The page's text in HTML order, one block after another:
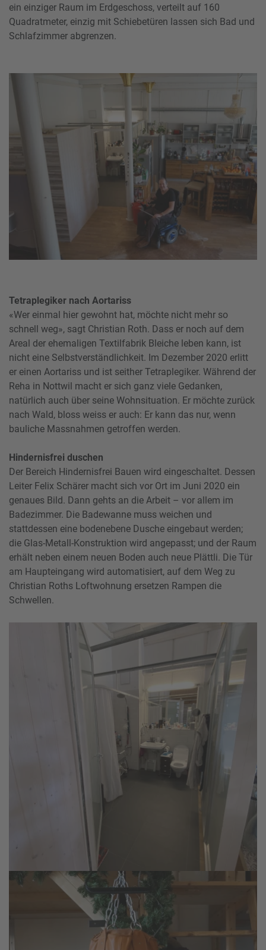
ein einziger Raum im Erdgeschoss, verteilt auf 160
Quadratmeter, einzig mit Schiebetüren lassen sich Bad und
Schlafzimmer abgrenzen.
Tetraplegiker nach Aortariss
«Wer einmal hier gewohnt hat, möchte nicht mehr so
schnell weg», sagt Christian Roth. Dass er noch auf dem
Areal der ehemaligen Textilfabrik Bleiche leben kann, ist
nicht eine Selbstverständlichkeit. Im Dezember 2020 erlitt
er einen Aortariss und ist seither Tetraplegiker. Während der
Reha in Nottwil macht er sich ganz viele Gedanken,
natürlich auch über seine Wohnsituation. Er möchte zurück
nach Wald, bloss weiss er auch: Er kann das nur, wenn
bauliche Massnahmen getroffen werden.
Hindernisfrei duschen
Der Bereich Hindernisfrei Bauen wird eingeschaltet. Dessen
Leiter Felix Schärer macht sich vor Ort im Juni 2020 ein
genaues Bild. Dann gehts an die Arbeit – vor allem im
Badezimmer. Die Badewanne muss weichen und
stattdessen eine bodenebene Dusche eingebaut werden;
die Glas-Metall-Konstruktion wird angepasst; und der Raum
erhält neben einem neuen Boden auch neue Plättli. Die Tür
am Haupteingang wird automatisiert, auf dem Weg zu
Christian Roths Loftwohnung ersetzen Rampen die
Schwellen.